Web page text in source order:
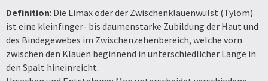
Definition: Die Limax oder der Zwischenklauenwulst (Tylom)
ist eine kleinfinger- bis daumenstarke Zubildung der Haut und
des Bindegewebes im Zwischenzehenbereich, welche vorn
zwischen den Klauen beginnend in unterschiedlicher Länge in
den Spalt hineinreicht.